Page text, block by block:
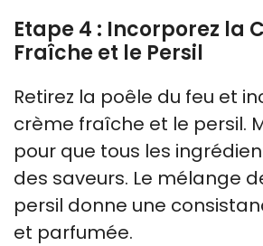
Etape 4 : Incorporez la
Fraîche et le Persil
Retirez la poêle du feu et
crème fraîche et le persil.
pour que tous les
des saveurs. Le mélange
persil donne une
et parfumée.